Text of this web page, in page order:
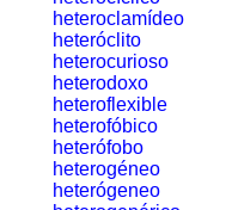
heteroclamídeo
heteróclito
heterocurioso
heterodoxo
heteroflexible
heterofóbico
heterófobo
heterogéneo
heterógeneo